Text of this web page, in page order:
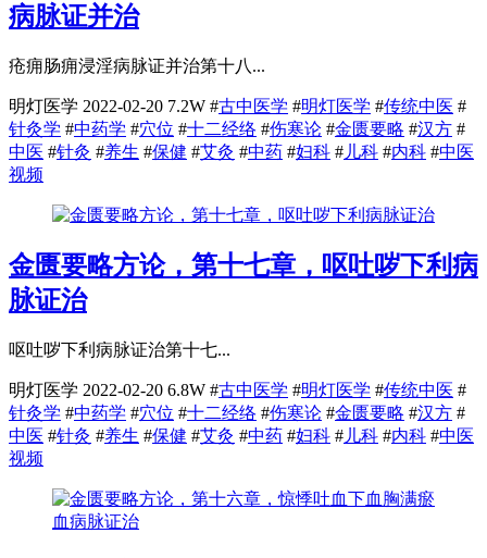
病脉证并治
疮痈肠痈浸淫病脉证并治第十八...
明灯医学 2022-02-20 7.2W #古中医学 #明灯医学 #传统中医 #
针灸学 #中药学 #穴位 #十二经络 #伤寒论 #金匮要略 #汉方 #
中医 #针灸 #养生 #保健 #艾灸 #中药 #妇科 # 儿科 #内科 #中医
视频
金匮要略方论，第十七章，呕吐哕下利病
脉证治
呕吐哕下利病脉证治第十七...
明灯医学 2022-02-20 6.8W #古中医学 #明灯医学 #传统中医 #
针灸学 #中药学 #穴位 #十二经络 #伤寒论 #金匮要略 #汉方 #
中医 #针灸 #养生 #保健 #艾灸 #中药 #妇科 # 儿科 #内科 #中医
视频